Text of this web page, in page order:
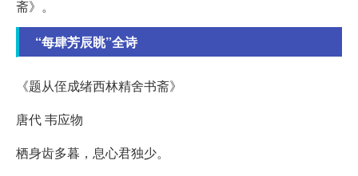
斋》。
“每肆芳辰眺”全诗
《题从侄成绪西林精舍书斋》
唐代 韦应物
栖身齿多暮，息心君独少。